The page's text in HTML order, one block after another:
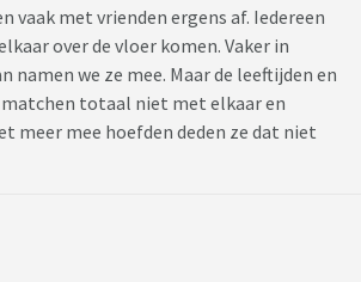
vaak met vrienden ergens af. Iedereen
over de vloer komen. Vaker in
we ze mee. Maar de leeftijden en
matchen totaal niet met elkaar en
meer mee hoefden deden ze dat niet